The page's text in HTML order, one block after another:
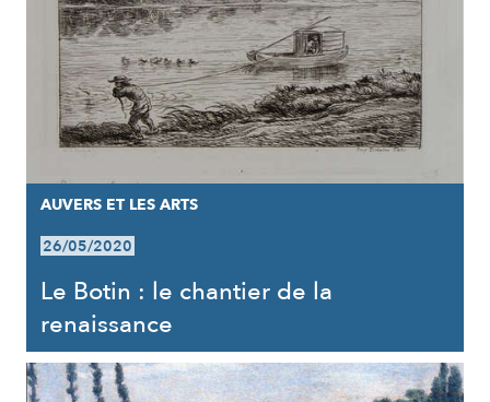
AUVERS ET LES ARTS
26/05/2020
Le Botin : le chantier de la
renaissance